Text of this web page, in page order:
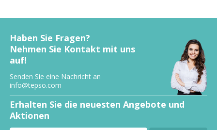
Haben Sie Fragen?
Nehmen Sie Kontakt mit uns
auf!
Senden Sie eine Nachricht an
info@tepso.com
Erhalten Sie die neuesten Angebote und
Aktionen